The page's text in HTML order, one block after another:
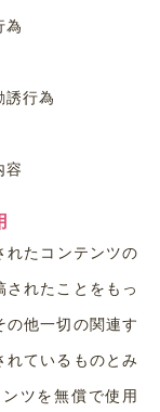
為
誘行為
容
れたコンテンツの
れたことをもっ
の他一切の関連す
れているものとみ
ツを無償で使用